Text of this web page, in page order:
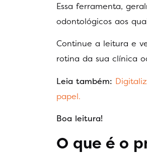
Essa ferramenta,
odontológicos aos
Continue a leitura e
rotina da sua clínica
Leia também:
papel.
Boa leitura!
O que é o